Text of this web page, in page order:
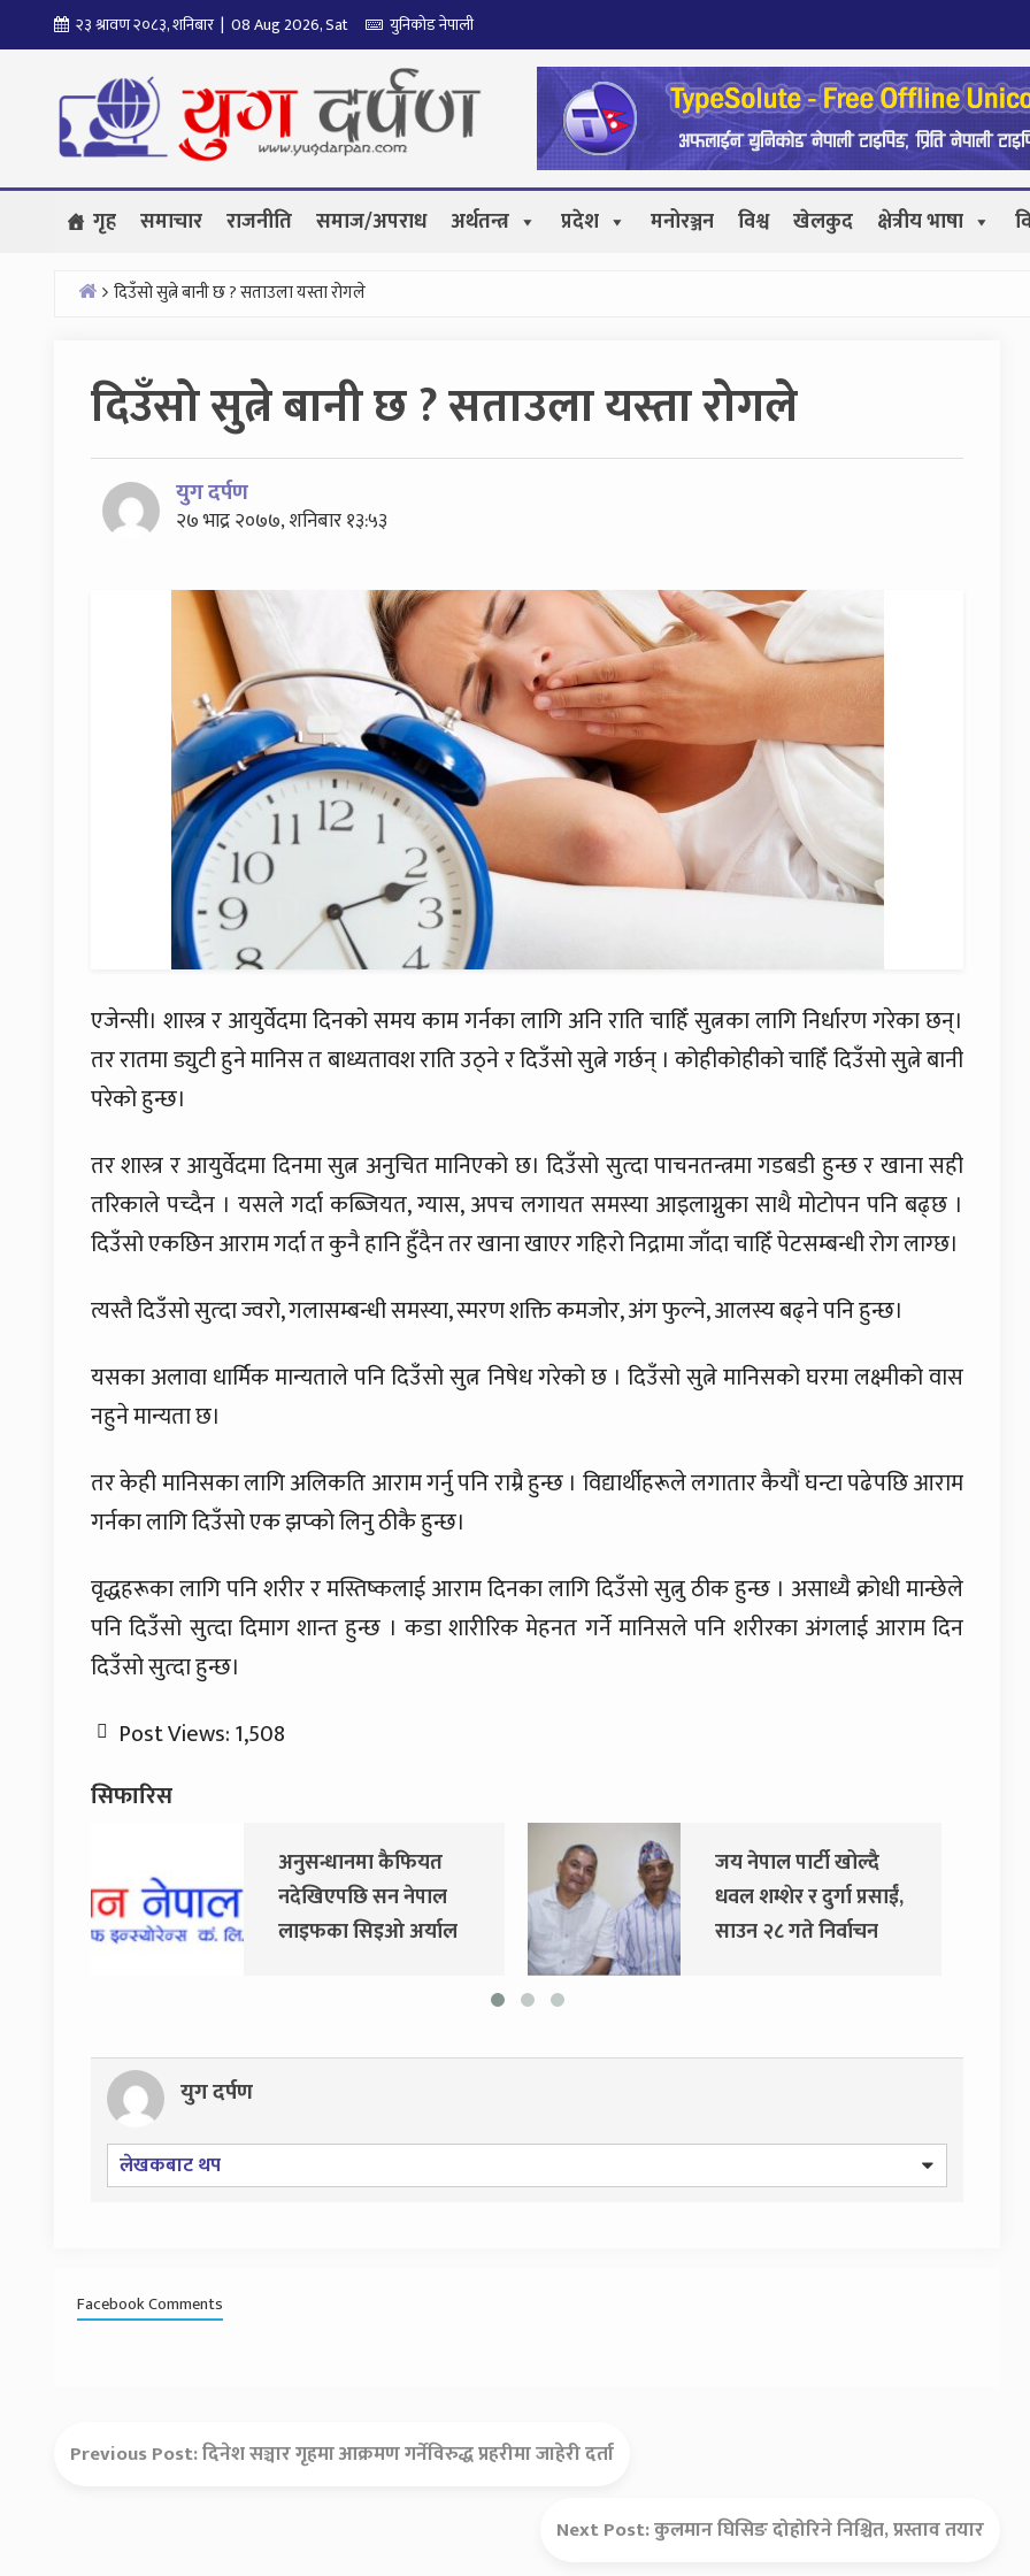
to
२३ श्रावण २०८३, शनिबार | 08 Aug 2026, Sat युनिकोड नेपाली
गृह समाचार राजनीति समाज/अपराध अर्थतन्त्र प्रदेश मनोरञ्जन विश्व खेलकुद क्षेत्रीय भाषा
दिउँसो सुत्ने बानी छ ? सताउला यस्ता रोगले
दिउँसो सुत्ने बानी छ ? सताउला यस्ता रोगले
युग दर्पण
२७ भाद्र २०७७, शनिबार १३:५३
एजेन्सी। शास्त्र र आयुर्वेदमा दिनको समय काम गर्नका लागि अनि राति चाहिँ सुत्नका लागि निर्धारण गरेका छन्।
तर रातमा ड्युटी हुने मानिस त बाध्यतावश राति उठ्ने र दिउँसो सुत्ने गर्छन् । कोहीकोहीको चाहिँ दिउँसो सुत्ने बानी
परेको हुन्छ।
तर शास्त्र र आयुर्वेदमा दिनमा सुत्न अनुचित मानिएको छ। दिउँसो सुत्दा पाचनतन्त्रमा गडबडी हुन्छ र खाना सही
तरिकाले पच्दैन । यसले गर्दा कब्जियत, ग्यास, अपच लगायत समस्या आइलाग्नुका साथै मोटोपन पनि बढ्छ ।
दिउँसो एकछिन आराम गर्दा त कुनै हानि हुँदैन तर खाना खाएर गहिरो निद्रामा जाँदा चाहिँ पेटसम्बन्धी रोग लाग्छ।
त्यस्तै दिउँसो सुत्दा ज्वरो, गलासम्बन्धी समस्या, स्मरण शक्ति कमजोर, अंग फुल्ने, आलस्य बढ्ने पनि हुन्छ।
यसका अलावा धार्मिक मान्यताले पनि दिउँसो सुत्न निषेध गरेको छ । दिउँसो सुत्ने मानिसको घरमा लक्ष्मीको वास
नहुने मान्यता छ।
तर केही मानिसका लागि अलिकति आराम गर्नु पनि राम्रै हुन्छ । विद्यार्थीहरूले लगातार कैयौं घन्टा पढेपछि आराम
गर्नका लागि दिउँसो एक झप्को लिनु ठीकै हुन्छ।
वृद्धहरूका लागि पनि शरीर र मस्तिष्कलाई आराम दिनका लागि दिउँसो सुत्नु ठीक हुन्छ । असाध्यै क्रोधी मान्छेले
पनि दिउँसो सुत्दा दिमाग शान्त हुन्छ । कडा शारीरिक मेहनत गर्ने मानिसले पनि शरीरका अंगलाई आराम दिन
दिउँसो सुत्दा हुन्छ।
Post Views:1,508
सिफारिस
अनुसन्धानमा कैफियत
नदेखिएपछि सन नेपाल
लाइफका सिइओ अर्याल
जय नेपाल पार्टी खोल्दै
धवल शम्शेर र दुर्गा प्रसाईं,
साउन २८ गते निर्वाचन
आयोग जाने
युग दर्पण
लेखकबाट थप
Facebook Comments
Previous Post:दिनेश सञ्चार गृहमा आक्रमण गर्नेविरुद्ध प्रहरीमा जाहेरी दर्ता
Next Post:कुलमान घिसिङ दोहोरिने निश्चित, प्रस्ताव तयार